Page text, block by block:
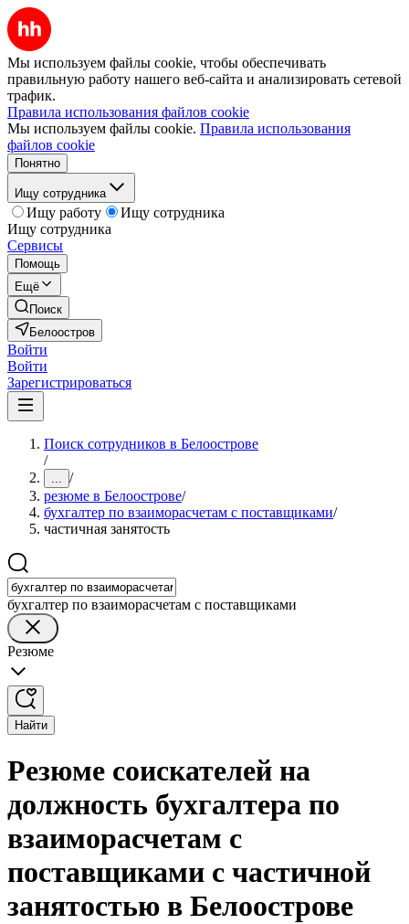
Мы используем файлы cookie, чтобы обеспечивать
правильную работу нашего веб-сайта и анализировать сетевой
трафик.
Правила использования файлов cookie
Мы используем файлы cookie. Правила использования
файлов cookie
Понятно
Ищу сотрудника
Ищу работу
Ищу сотрудника
Ищу сотрудника
Сервисы
Помощь
Ещё
Поиск
Белоостров
Войти
Войти
Зарегистрироваться
Поиск сотрудников в Белоострове
/
... /
резюме в Белоострове/
бухгалтер по взаиморасчетам с поставщиками/
частичная занятость
бухгалтер по взаиморасчетам с поставщиками
Резюме
Найти
Резюме соискателей на
должность бухгалтера по
взаиморасчетам с
поставщиками с частичной
занятостью в Белоострове